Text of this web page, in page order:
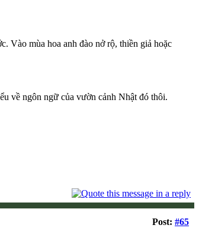
Vào mùa hoa anh đào nở rộ, thiền giả hoặc
về ngôn ngữ của vườn cảnh Nhật đó thôi.
Post: #65